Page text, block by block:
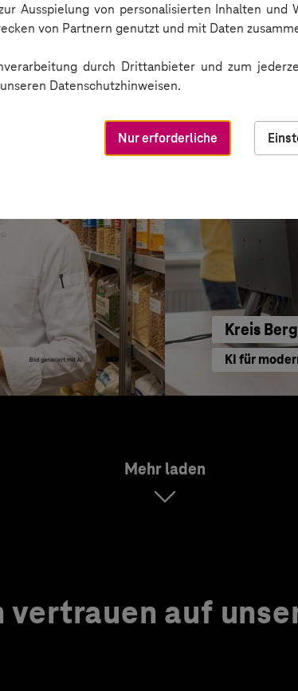
Ausspielung von personalisierten Inhalten und
von Partnern genutzt und mit Daten
durch Drittanbieter und zum
Datenschutzhinweisen.
Nur erforderliche
BARMER
Sichere
Kreis
KI für
Mehr laden
auf